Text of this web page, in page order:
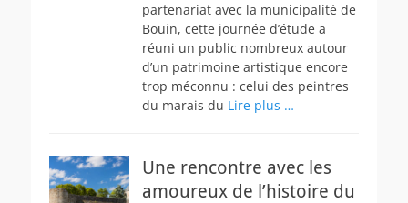
partenariat avec la municipalité de
Bouin, cette journée d’étude a
réuni un public nombreux autour
d’un patrimoine artistique encore
trop méconnu : celui des peintres
du marais du Lire plus …
Une rencontre avec les
amoureux de l’histoire du